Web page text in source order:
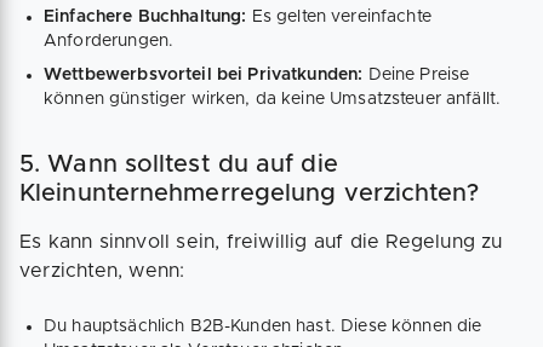
Einfachere Buchhaltung: Es gelten vereinfachte
Anforderungen.
Wettbewerbsvorteil bei Privatkunden: Deine Preise
können günstiger wirken, da keine Umsatzsteuer anfällt.
5. Wann solltest du auf die
Kleinunternehmerregelung verzichten?
Es kann sinnvoll sein, freiwillig auf die Regelung zu
verzichten, wenn:
Du hauptsächlich B2B-Kunden hast. Diese können die